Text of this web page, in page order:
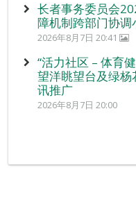
长者事务委员会
障机制跨部门协调
2026年8月7日 20:41
“活力社区 – 体育
望洋眺望台及绿
讯推广
2026年8月7日 20:00